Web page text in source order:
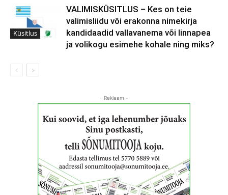
Küsitlus
VALIMISKÜSITLUS – Kes on teie
valimisliidu või erakonna nimekirja
kandidaadid vallavanema või linnapea
ja volikogu esimehe kohale ning miks?
- Reklaam -